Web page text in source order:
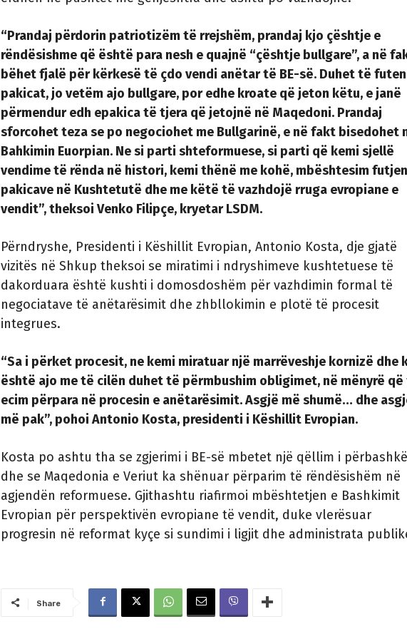
“Prandaj përdorin patriotizëm të rrejshëm, prandaj kjo çështje e
rëndësishme që është para nesh e quajnë “çështje bullgare”, a në
bëhet fjalë për kërkesë të çdo vendi anëtar të BE-së. Duhet të futen
pakicat, jo vetëm ajo bullgare, por edhe kroate që jeton këtu, e janë
përmendur edh epakica të tjera që jetojnë në Maqedoni. Prandaj
sforcohet teza se po negociohet me Bullgarinë, e në fakt bisedohet
Bahkimin Euorpian. Ne si parti shteformuese, si parti që kemi sjellë
vendime të rënda në histori, kemi thënë me kohë, mbështesim
pakicave në Kushtetutë dhe me këtë të vazhdojë rruga evropiane e
vendit”, theksoi Venko Filipçe, kryetar LSDM.
Përndryshe, Presidenti i Këshillit Evropian, Antonio Kosta, dje gjatë
vizitës në Shkup theksoi se miratimi i ndryshimeve kushtetuese të
dakorduara është kushti i domosdoshëm për vazhdimin formal të
negociatave të anëtarësimit dhe zhbllokimin e plotë të procesit
integrues.
“Sa i përket procesit, ne kemi miratuar një marrëveshje kornizë dhe
është ajo me të cilën duhet të përmbushim obligimet, në mënyrë që
ecim përpara në procesin e anëtarësimit. Asgjë më shumë… dhe
më pak”, pohoi Antonio Kosta, presidenti i Këshillit Evropian.
Kosta po ashtu tha se zgjerimi i BE-së mbetet një qëllim i
dhe se Maqedonia e Veriut ka shënuar përparim të rëndësishëm në
agjendën reformuese. Gjithashtu riafirmoi mbështetjen e Bashkimit
Evropian për perspektivën evropiane të vendit, duke vlerësuar
progresin në reformat kyçe si sundimi i ligjit dhe administrata
Share